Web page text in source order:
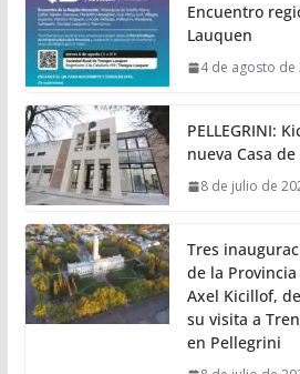
Encuentro
Lauquen
4 de agosto de
PELLEGRINI:
nueva Casa
8 de julio de
Tres
de la
Axel Kicillof,
su visita a
en Pellegrini